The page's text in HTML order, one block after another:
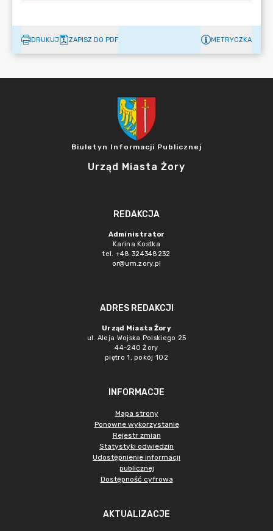
DRUKUJ ZAPISZ DO PDF METRYCZKA
Biuletyn Informacji Publicznej
Urząd Miasta Żory
REDAKCJA
Administrator
Karina Kostka
tel. +48 324348232
or@um.zory.pl
ADRES REDAKCJI
Urząd Miasta Żory
ul. Aleja Wojska Polskiego 25
44-240 Żory
piętro 1, pokój 102
INFORMACJE
Mapa strony
Ponowne wykorzystanie
Rejestr zmian
Statystyki odwiedzin
Udostępnienie informacji
publicznej
Dostępność cyfrowa
AKTUALIZACJE